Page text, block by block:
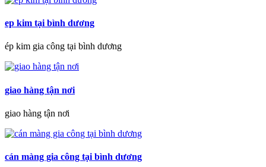
ep kim tại bình dương
ép kim gia công tại bình dương
giao hàng tận nơi
giao hàng tận nơi
cán màng gia công tại bình dương